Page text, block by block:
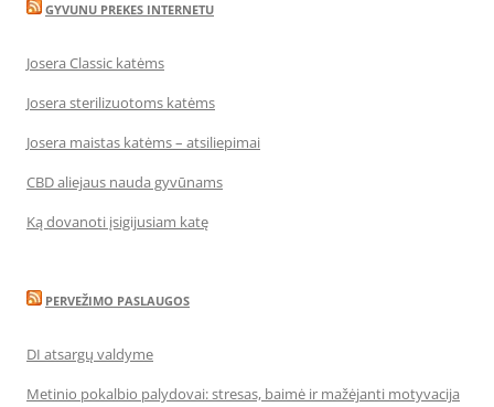
GYVUNU PREKES INTERNETU
Josera Classic katėms
Josera sterilizuotoms katėms
Josera maistas katėms – atsiliepimai
CBD aliejaus nauda gyvūnams
Ką dovanoti įsigijusiam katę
PERVEŽIMO PASLAUGOS
DI atsargų valdyme
Metinio pokalbio palydovai: stresas, baimė ir mažėjanti motyvacija